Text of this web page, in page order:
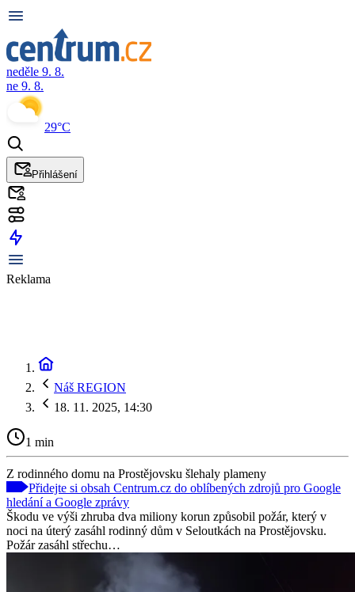
neděle 9. 8.
ne 9. 8.
29°C
Přihlášení
Reklama
Náš REGION
18. 11. 2025, 14:30
1 min
Z rodinného domu na Prostějovsku šlehaly plameny
Přidejte si obsah Centrum.cz do oblíbených zdrojů pro Google
hledání a Google zprávy
Škodu ve výši zhruba dva miliony korun způsobil požár, který v
noci na úterý zasáhl rodinný dům v Seloutkách na Prostějovsku.
Požár zasáhl střechu…